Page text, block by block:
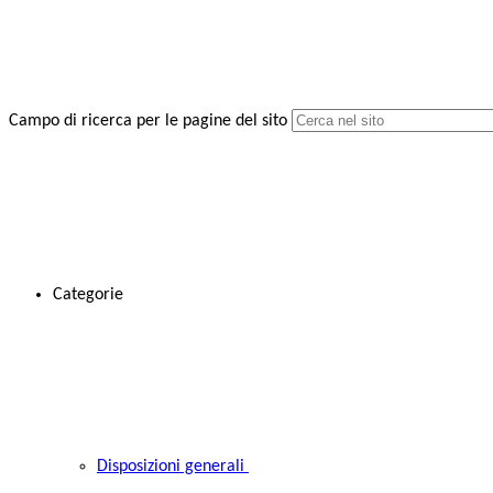
Campo di ricerca per le pagine del sito
Categorie
Disposizioni generali